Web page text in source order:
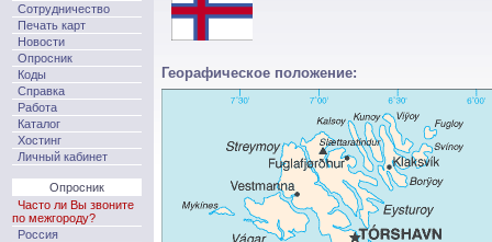
Сотрудничество
Печать карт
Новости
Опросник
Коды
Справка
Работа
Каталог
Хостинг
Личный кабинет
Опросник
Часто ли Вы звоните
по межгороду?
Россия
Георафическое положение: